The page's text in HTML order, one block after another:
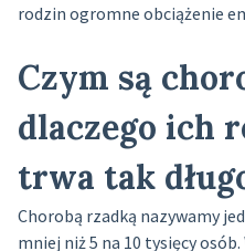
rodzin ogromne obciążenie
Czym są
dlaczego ich
trwa tak
Chorobą rzadką nazywamy
mniej niż 5 na 10 tysięcy